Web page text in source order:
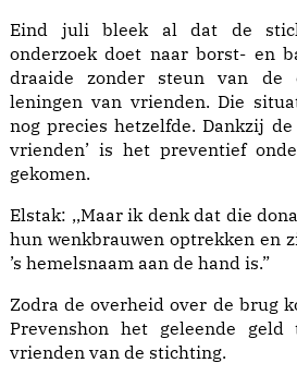
Eind juli bleek al dat de
onderzoek doet naar borst- en
draaide zonder steun van de
leningen van vrienden. Die
nog precies hetzelfde. Dankzij
vrienden’ is het preventief
gekomen.
Elstak: ,,Maar ik denk dat die
hun wenkbrauwen optrekken en
’s hemelsnaam aan de hand is.”
Zodra de overheid over de brug
Prevenshon het geleende geld
vrienden van de stichting.